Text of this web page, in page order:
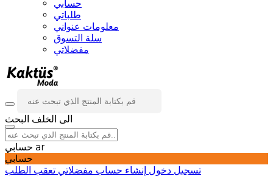
حسابي
طلباتي
معلومات عنواني
سلة التسوق
مفضلاتي
الى الخلف البحث
ar
حسابي
تسجيل دخول إنشاء حساب مفضلاتي تعقب الطلب